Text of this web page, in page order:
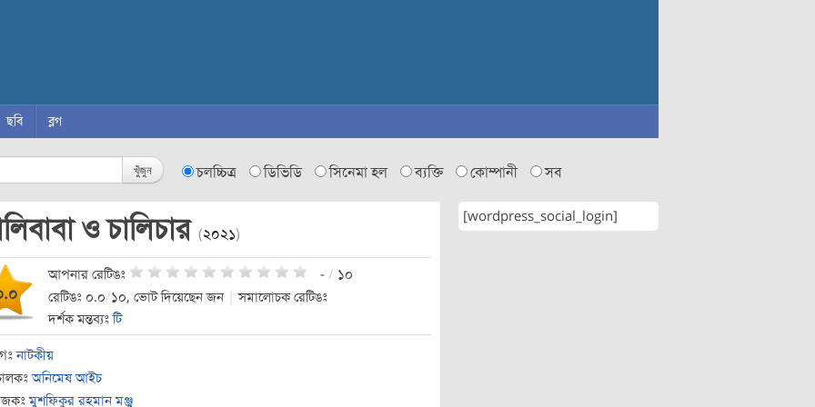
ছবি ব্লগ
খুঁজুন চলচ্চিত্র ডিভিডি সিনেমা হল ব্যক্তি কোম্পানী সব
ও চালিচার (২০২১)
আপনার রেটিঙঃ - / ১০
রেটিঙঃ ০.০/১০, ভোট দিয়েছেন জন
সমালোচক রেটিঙঃ
দর্শক মন্তব্যঃটি
নাটকীয়
অনিমেষ আইচ
মুশফিকুর রহমান মঞ্জু
[wordpress_social_login]